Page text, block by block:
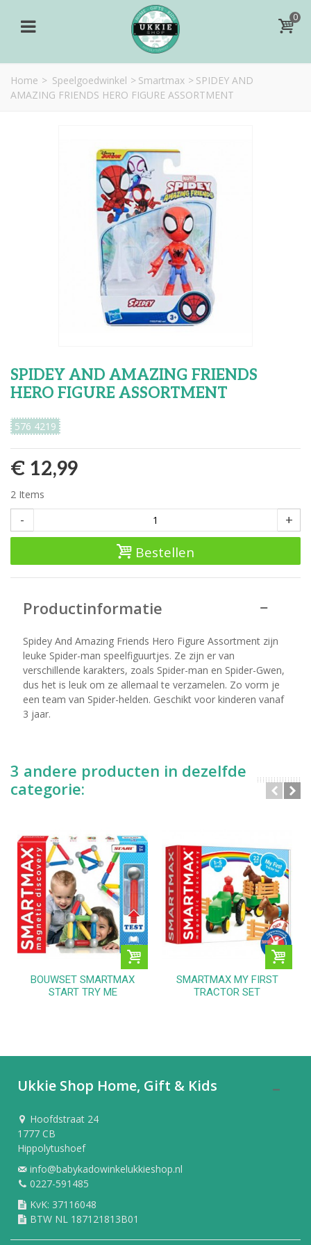
0
Home > Speelgoedwinkel > Smartmax > SPIDEY AND
AMAZING FRIENDS HERO FIGURE ASSORTMENT
SPIDEY AND AMAZING FRIENDS
HERO FIGURE ASSORTMENT
576 4219
€ 12,99
2 Items
- +
Bestellen
Productinformatie
Spidey And Amazing Friends Hero Figure Assortment zijn
leuke Spider-man speelfiguurtjes. Ze zijn er van
verschillende karakters, zoals Spider-man en Spider-Gwen,
dus het is leuk om ze allemaal te verzamelen. Zo vorm je
een team van Spider-helden. Geschikt voor kinderen vanaf
3 jaar.
3 andere producten in dezelfde
categorie:
BOUWSET SMARTMAX
START TRY ME
SMARTMAX MY FIRST
TRACTOR SET
Ukkie Shop Home, Gift & Kids
Hoofdstraat 24
1777 CB
Hippolytushoef
info@babykadowinkelukkieshop.nl
0227-591485
KvK: 37116048
BTW NL 187121813B01